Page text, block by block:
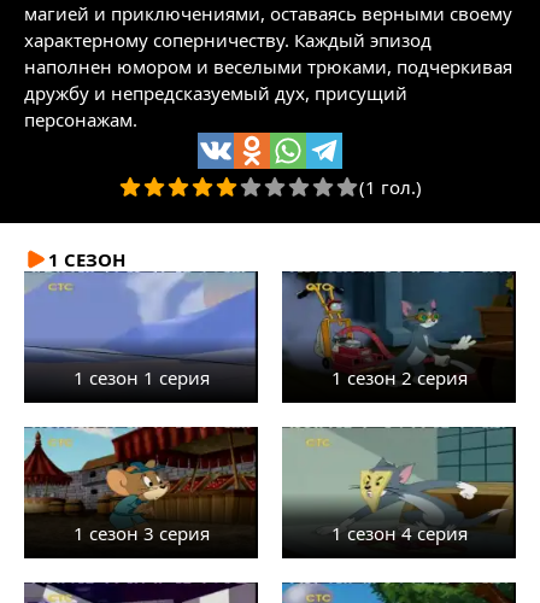
магией и приключениями, оставаясь верными своему
характерному соперничеству. Каждый эпизод
наполнен юмором и веселыми трюками, подчеркивая
дружбу и непредсказуемый дух, присущий
персонажам.
(1 гол.)
1 СЕЗОН
1 сезон 1 серия 1 сезон 2 серия
1 сезон 3 серия 1 сезон 4 серия